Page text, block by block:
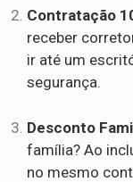
Contratação
receber
ir até um
segurança.
Desconto
família? Ao
no mesmo